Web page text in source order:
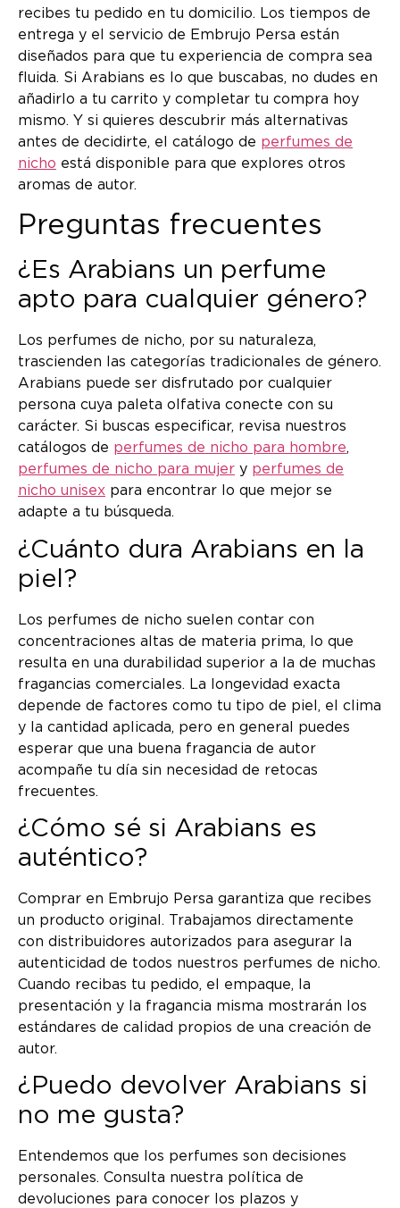
recibes tu pedido en tu domicilio. Los tiempos de
entrega y el servicio de Embrujo Persa están
diseñados para que tu experiencia de compra sea
fluida. Si Arabians es lo que buscabas, no dudes en
añadirlo a tu carrito y completar tu compra hoy
mismo. Y si quieres descubrir más alternativas
antes de decidirte, el catálogo de perfumes de
nicho está disponible para que explores otros
aromas de autor.
Preguntas frecuentes
¿Es Arabians un perfume
apto para cualquier género?
Los perfumes de nicho, por su naturaleza,
trascienden las categorías tradicionales de género.
Arabians puede ser disfrutado por cualquier
persona cuya paleta olfativa conecte con su
carácter. Si buscas especificar, revisa nuestros
catálogos de perfumes de nicho para hombre,
perfumes de nicho para mujer y perfumes de
nicho unisex para encontrar lo que mejor se
adapte a tu búsqueda.
¿Cuánto dura Arabians en la
piel?
Los perfumes de nicho suelen contar con
concentraciones altas de materia prima, lo que
resulta en una durabilidad superior a la de muchas
fragancias comerciales. La longevidad exacta
depende de factores como tu tipo de piel, el clima
y la cantidad aplicada, pero en general puedes
esperar que una buena fragancia de autor
acompañe tu día sin necesidad de retocas
frecuentes.
¿Cómo sé si Arabians es
auténtico?
Comprar en Embrujo Persa garantiza que recibes
un producto original. Trabajamos directamente
con distribuidores autorizados para asegurar la
autenticidad de todos nuestros perfumes de nicho.
Cuando recibas tu pedido, el empaque, la
presentación y la fragancia misma mostrarán los
estándares de calidad propios de una creación de
autor.
¿Puedo devolver Arabians si
no me gusta?
Entendemos que los perfumes son decisiones
personales. Consulta nuestra política de
devoluciones para conocer los plazos y